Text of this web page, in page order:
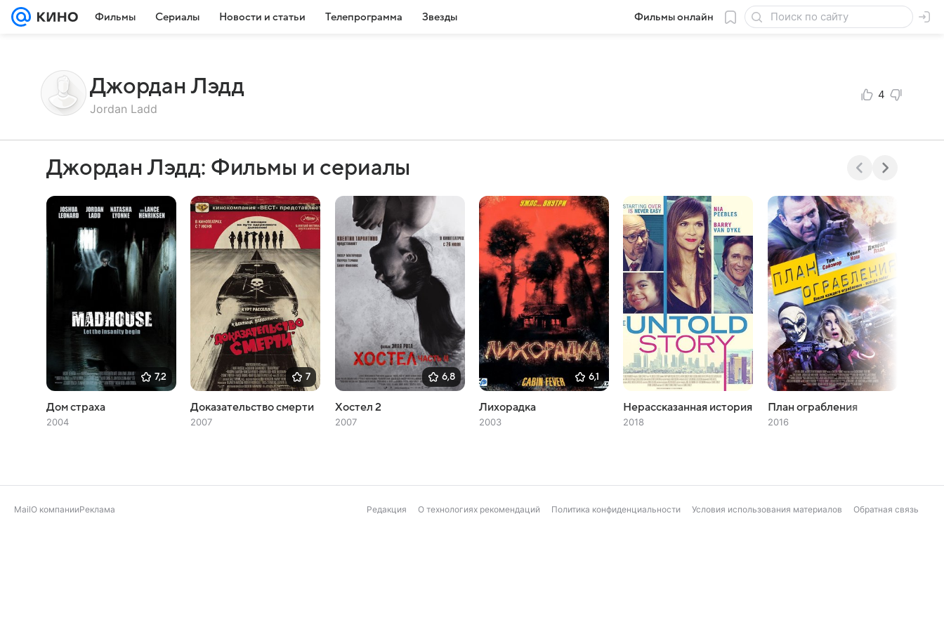
Фильмы Сериалы Новости и статьи Телепрограмма Звезды Фильмы онлайн
Джордан Лэдд
Jordan Ladd
4
Джордан Лэдд: Фильмы и сериалы
7,2
Дом страха
2004
7
Доказательство смерти
2007
6,8
Хостел 2
2007
6,1
Лихорадка
2003
Нерассказанная история
2018
План ограбления
2016
MailО компанииРеклама Редакция О технологиях рекомендаций Политика конфиденциальности Условия использования материалов Обратная связь